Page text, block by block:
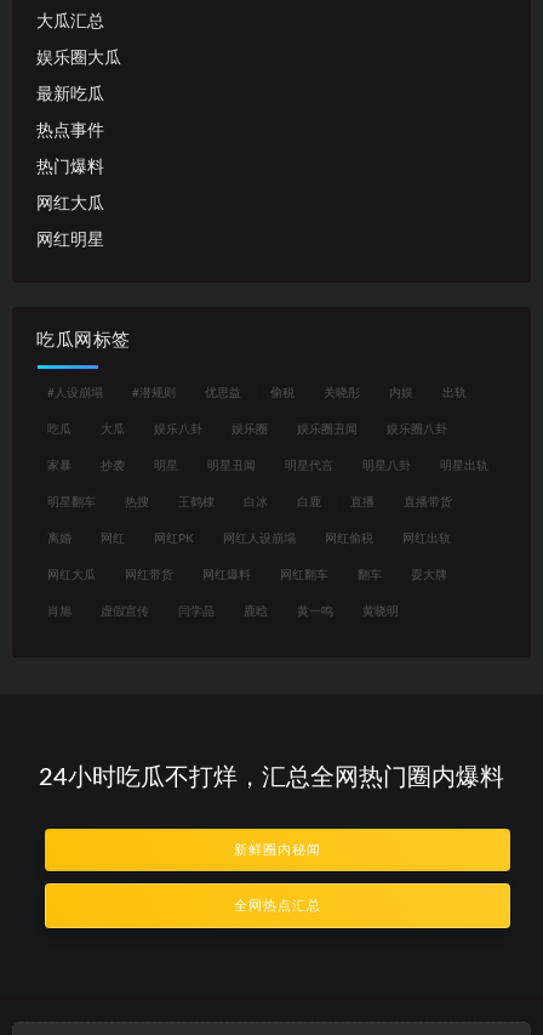
大瓜汇总
娱乐圈大瓜
最新吃瓜
热点事件
热门爆料
网红大瓜
网红明星
吃瓜网标签
#人设崩塌 #潜规则 优思益 偷税 关晓彤 内娱 出轨
吃瓜 大瓜 娱乐八卦 娱乐圈 娱乐圈丑闻 娱乐圈八卦
家暴 抄袭 明星 明星丑闻 明星代言 明星八卦 明星出轨
明星翻车 热搜 王鹤棣 白冰 白鹿 直播 直播带货
离婚 网红 网红PK 网红人设崩塌 网红偷税 网红出轨
网红大瓜 网红带货 网红爆料 网红翻车 翻车 耍大牌
肖旭 虚假宣传 闫学晶 鹿晗 黄一鸣 黄晓明
24小时吃瓜不打烊，汇总全网热门圈内爆料
新鲜圈内秘闻
全网热点汇总